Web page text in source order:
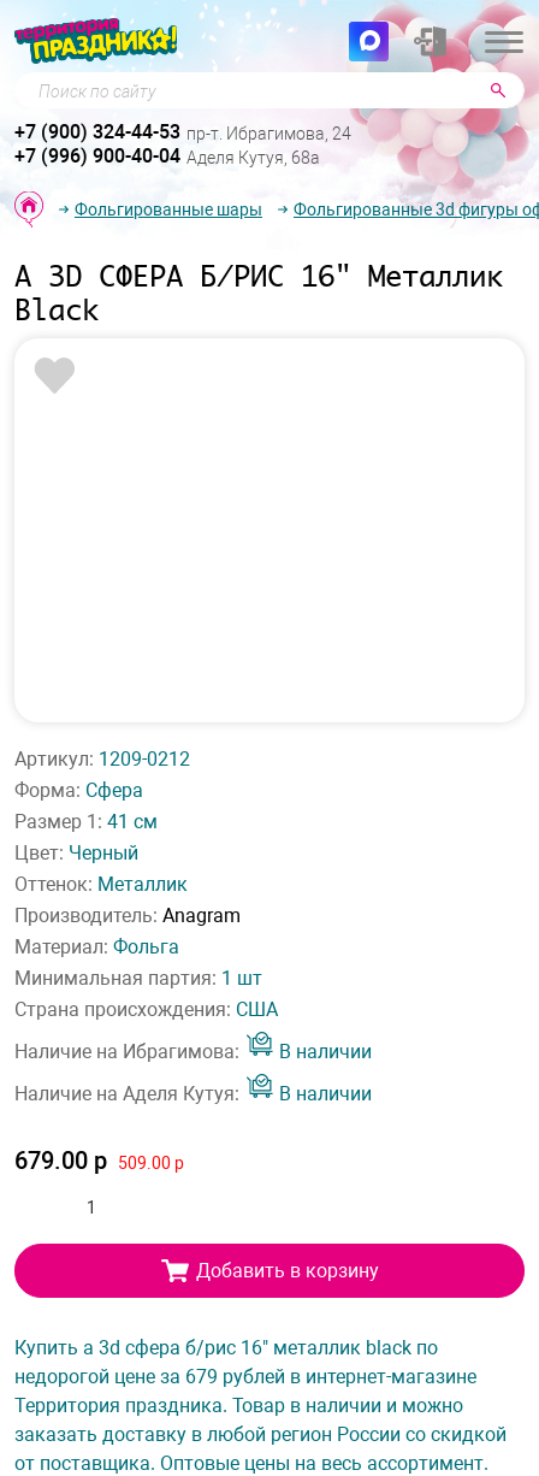
Поиск по сайту
+7 (900) 324-44-53 пр-т. Ибрагимова, 24
+7 (996) 900-40-04 Аделя Кутуя, 68а
Фольгированные шары Фольгированные 3d фигуры
А 3D СФЕРА Б/РИС 16" Металлик
Black
Артикул: 1209-0212
Форма: Сфера
Размер 1: 41 см
Цвет: Черный
Оттенок: Металлик
Производитель: Anagram
Материал: Фольга
Минимальная партия: 1 шт
Страна происхождения: США
Наличие на Ибрагимова:
В наличии
Наличие на Аделя Кутуя:
В наличии
679.00 р 509.00 р
Добавить в корзину
Купить а 3d сфера б/рис 16" металлик black по
недорогой цене за 679 рублей в интернет-магазине
Территория праздника. Товар в наличии и можно
заказать доставку в любой регион России со скидкой
от поставщика. Оптовые цены на весь ассортимент.